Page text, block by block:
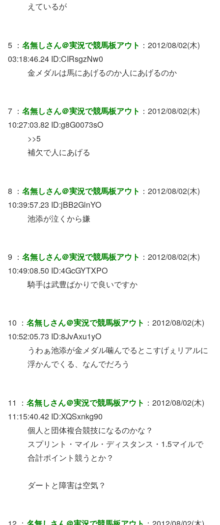
えているが
5 ： 名無しさん＠実況で競馬板アウト ：2012/08/02(木)
03:18:46.24 ID:CIRsgzNw0
金メダルは馬にあげるのか人にあげるのか
7 ： 名無しさん＠実況で競馬板アウト ：2012/08/02(木)
10:27:03.82 ID:g8G0073sO
>>5
補欠で人にあげる
8 ： 名無しさん＠実況で競馬板アウト ：2012/08/02(木)
10:39:57.23 ID:jBB2GlnYO
池添が泣くから嫌
9 ： 名無しさん＠実況で競馬板アウト ：2012/08/02(木)
10:49:08.50 ID:4GcGYTXPO
騎手は武豊ばかりで良いですか
10 ： 名無しさん＠実況で競馬板アウト ：2012/08/02(木)
10:52:05.73 ID:8JvAxu1yO
うわぁ池添が金メダル噛んでるとこすげぇリアルに
浮かんでくる、なんでだろう
11 ： 名無しさん＠実況で競馬板アウト ：2012/08/02(木)
11:15:40.42 ID:XQSxnkg90
個人と団体複合競技になるのかな？
スプリント・マイル・ディスタンス・1.5マイルで
合計ポイント競うとか？
ダートと障害は空気？